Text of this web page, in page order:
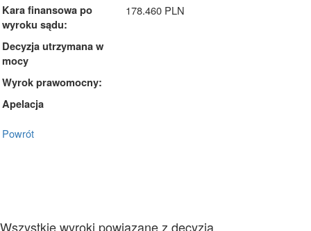
Kara finansowa po
wyroku sądu:
178.460 PLN
Decyzja utrzymana w
mocy
Wyrok prawomocny:
Apelacja
Powrót
Wszystkie wyroki powiązane z decyzją